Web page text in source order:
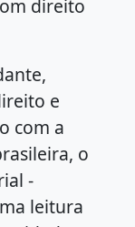
direito
e
com a
o
-
leitura